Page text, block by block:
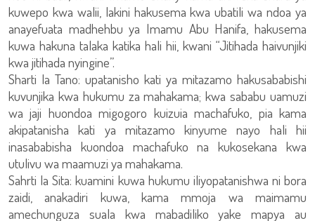
kuwepo kwa walii, lakini hakusema kwa ubatili wa ndoa ya
anayefuata madhehbu ya Imamu Abu Hanifa, hakusema
kuwa hakuna talaka katika hali hii, kwani “Jitihada haivunjiki
kwa jitihada nyingine”.
Sharti la Tano: upatanisho kati ya mitazamo hakusababishi
kuvunjika kwa hukumu za mahakama; kwa sababu uamuzi
wa jaji huondoa migogoro kuizuia machafuko, pia kama
akipatanisha kati ya mitazamo kinyume nayo hali hii
inasababisha kuondoa machafuko na kukosekana kwa
utulivu wa maamuzi ya mahakama.
Sahrti la Sita: kuamini kuwa hukumu iliyopatanishwa ni bora
zaidi, anakadiri kuwa, kama mmoja wa maimamu
amechunguza suala kwa mabadiliko yake mapya au